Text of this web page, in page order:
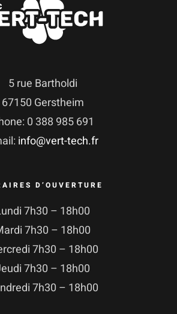
5 rue Bartholdi
67150 Gerstheim
0 388 985 691
info@vert-tech.fr
D’OUVERTURE
7h30 – 18h00
7h30 – 18h00
7h30 – 18h00
7h30 – 18h00
7h30 – 18h00